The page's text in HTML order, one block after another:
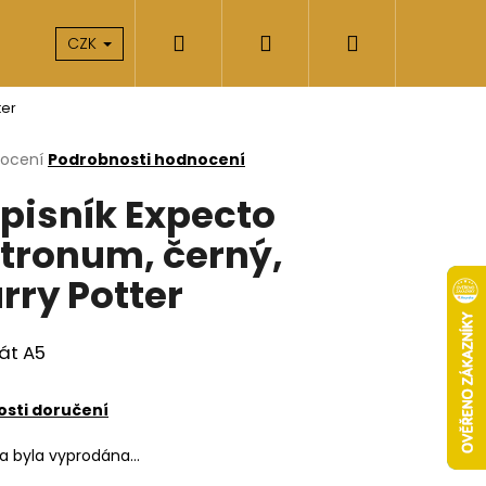
O nás
CZK Přihlášení
Podrobnosti hodnocení
Expecto
černý,
Potter
A5
doručení
byla vyprodána…